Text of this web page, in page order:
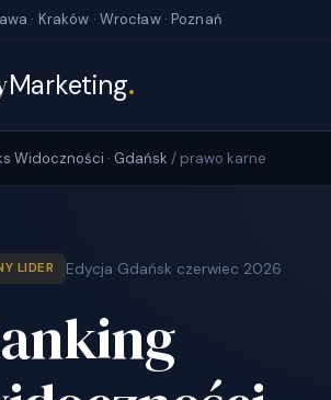
· Kraków · Wrocław · Poznań
Marketing.
Widoczności · Gdańsk / prawo karne
LIDER Edycja Gdańsk czerwiec 2026